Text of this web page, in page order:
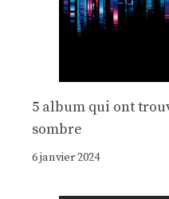
5 album qui ont
sombre
6 janvier 2024